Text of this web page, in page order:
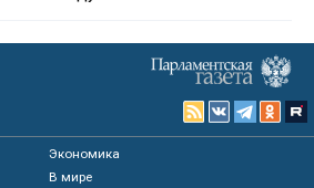
Экономика
В мире